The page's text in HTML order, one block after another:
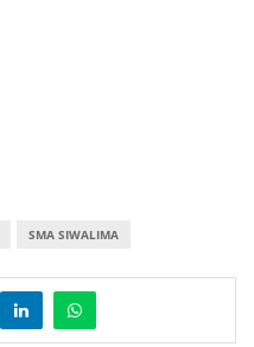
SMA SIWALIMA